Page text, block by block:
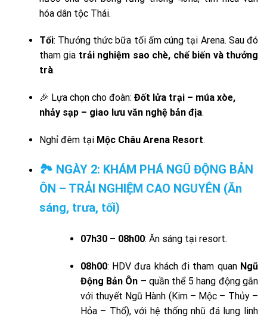
hóa dân tộc Thái.
Tối: Thưởng thức bữa tối ấm cúng tại Arena. Sau đó
tham gia trải nghiệm sao chè, chế biến và thưởng
trà.
🎉 Lựa chọn cho đoàn: Đốt lửa trại – múa xòe,
nhảy sạp – giao lưu văn nghệ bản địa.
Nghỉ đêm tại Mộc Châu Arena Resort.
🏞️ NGÀY 2: KHÁM PHÁ NGŨ ĐỘNG BẢN
ÔN – TRẢI NGHIỆM CAO NGUYÊN (Ăn
sáng, trưa, tối)
07h30 – 08h00: Ăn sáng tại resort.
08h00: HDV đưa khách đi tham quan Ngũ
Động Bản Ôn – quần thể 5 hang động gắn
với thuyết Ngũ Hành (Kim – Mộc – Thủy –
Hỏa – Thổ), với hệ thống nhũ đá lung linh